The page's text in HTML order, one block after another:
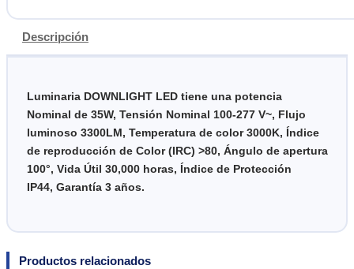
Descripción
Luminaria DOWNLIGHT LED tiene una potencia
Nominal de 35W, Tensión Nominal 100-277 V~, Flujo
luminoso 3300LM, Temperatura de color 3000K, Índice
de reproducción de Color (IRC) >80, Ángulo de apertura
100°, Vida Útil 30,000 horas, Índice de Protección
IP44, Garantía 3 años.
Productos relacionados